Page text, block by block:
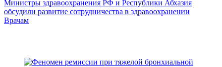
Министры здравоохранения РФ и Республики Абхазия
обсудили развитие сотрудничества в здравоохранении
/doctor/gastroenterology/pechen-kak-organ-mishen-chem-my-
Врачам